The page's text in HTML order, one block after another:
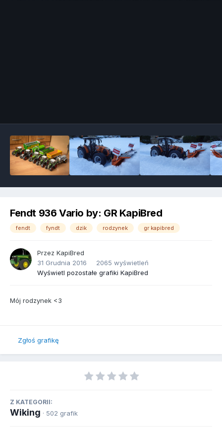
Fendt 936 Vario by: GR KapiBred
fendt fyndt dzik rodzynek gr kapibred
Przez KapiBred
31 Grudnia 2016
2065 wyświetleń
Wyświetl pozostałe grafiki KapiBred
Mój rodzynek <3
Zgłoś grafikę
Z KATEGORII:
Wiking · 502 grafik